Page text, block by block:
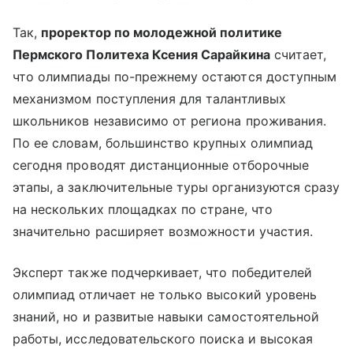
Так, проректор по молодежной политике
Пермского Политеха Ксения Сарайкинасчитает,
что олимпиады по-прежнему остаются доступным
механизмом поступления для талантливых
школьников независимо от региона проживания.
По ее словам, большинство крупных олимпиад
сегодня проводят дистанционные отборочные
этапы, а заключительные туры организуются сразу
на нескольких площадках по стране, что
значительно расширяет возможности участия.
Эксперт также подчеркивает, что победителей
олимпиад отличает не только высокий уровень
знаний, но и развитые навыки самостоятельной
работы, исследовательского поиска и высокая